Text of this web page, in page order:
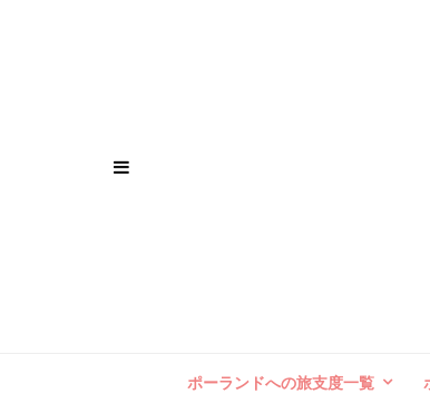
ポーランドへの旅支度一覧